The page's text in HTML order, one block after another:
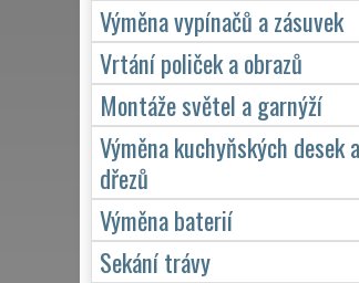
Výměna vypínačů a zásuvek
Vrtání poliček a obrazů
Montáže světel a garnýží
Výměna kuchyňských desek a
dřezů
Výměna baterií
Sekání trávy